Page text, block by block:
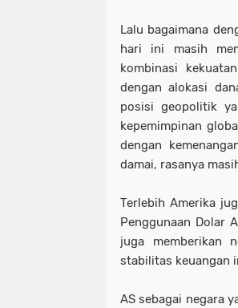
Lalu bagaimana
hari ini masih
kombinasi
dengan alokasi
posisi geopolitik
kepemimpinan
dengan
damai, rasanya
Terlebih Amerika
Penggunaan Dolar
juga memberikan
stabilitas keuangan
AS sebagai negara